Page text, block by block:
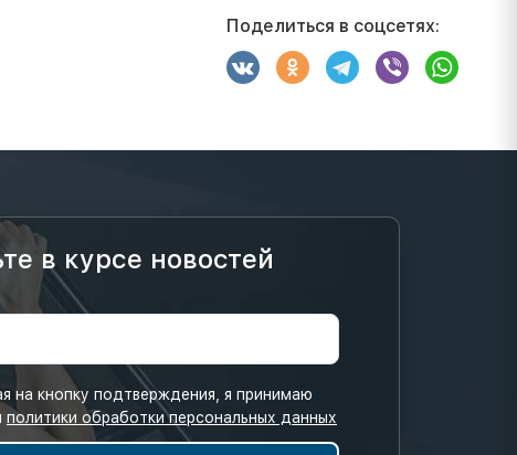
Поделиться в соцсетях:
в курсе новостей
на кнопку подтверждения, я принимаю
политики обработки персональных данных